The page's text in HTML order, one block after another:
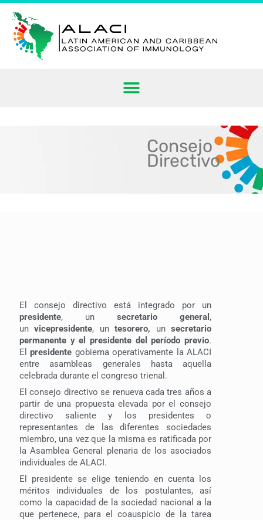
Consejo
Directivo
El consejo directivo está integrado por un
presidente, un secretario general ,
unvicepresidente, untesorero, unsecretario
permanente y el presidente del período previo.
Elpresidente gobierna operativamente la ALACI
entre asambleas generales hasta aquella
celebrada durante el congreso trienal.
El consejo directivo se renueva cada tres años a
partir de una propuesta elevada por el consejo
directivo saliente y los presidentes o
representantes de las diferentes sociedades
miembro, una vez que la misma es ratificada por
la Asamblea General plenaria de los asociados
individuales de ALACI.
El presidente se elige teniendo en cuenta los
méritos individuales de los postulantes, así
como la capacidad de la sociedad nacional a la
que pertenece, para el coauspicio de la tarea